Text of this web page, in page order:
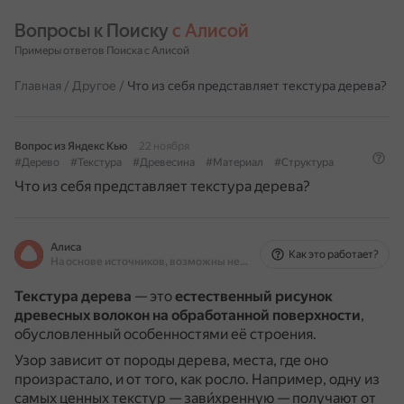
Вопросы к Поиску с Алисой
Примеры ответов Поиска с Алисой
Главная / Другое / Что из себя представляет текстура дерева?
Вопрос из Яндекс Кью
22 ноября
#Дерево
#Текстура #Древесина #Материал #Структура
Что из себя представляет текстура дерева?
Алиса
На основе источников, возможны неточности
Как это работает?
Текстура дерева — этоестественный рисунок
древесных волокон на обработанной поверхности,
обусловленный особенностями её строения.
Узор зависит от породы дерева, места, где оно
произрастало, и от того, как росло. Например, одну из
самых ценных текстур — зави́хренную — получают от